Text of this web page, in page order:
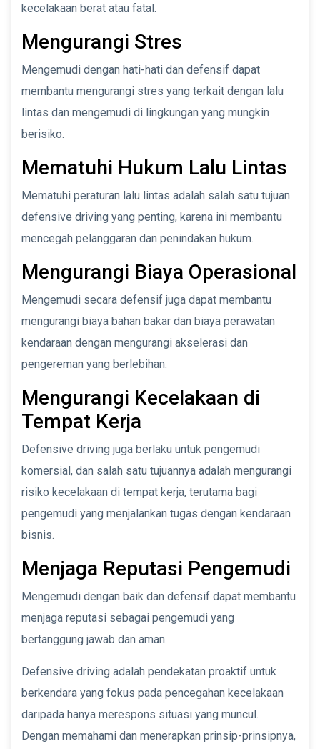
kecelakaan berat atau fatal.
Mengurangi Stres
Mengemudi dengan hati-hati dan defensif dapat
membantu mengurangi stres yang terkait dengan lalu
lintas dan mengemudi di lingkungan yang mungkin
berisiko.
Mematuhi Hukum Lalu Lintas
Mematuhi peraturan lalu lintas adalah salah satu tujuan
defensive driving yang penting, karena ini membantu
mencegah pelanggaran dan penindakan hukum.
Mengurangi Biaya Operasional
Mengemudi secara defensif juga dapat membantu
mengurangi biaya bahan bakar dan biaya perawatan
kendaraan dengan mengurangi akselerasi dan
pengereman yang berlebihan.
Mengurangi Kecelakaan di
Tempat Kerja
Defensive driving juga berlaku untuk pengemudi
komersial, dan salah satu tujuannya adalah mengurangi
risiko kecelakaan di tempat kerja, terutama bagi
pengemudi yang menjalankan tugas dengan kendaraan
bisnis.
Menjaga Reputasi Pengemudi
Mengemudi dengan baik dan defensif dapat membantu
menjaga reputasi sebagai pengemudi yang
bertanggung jawab dan aman.
Defensive driving adalah pendekatan proaktif untuk
berkendara yang fokus pada pencegahan kecelakaan
daripada hanya merespons situasi yang muncul.
Dengan memahami dan menerapkan prinsip-prinsipnya,